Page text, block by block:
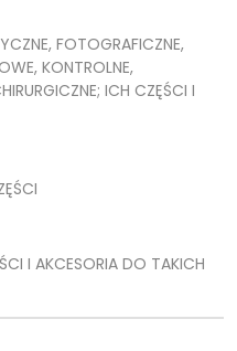
FOTOGRAFICZNE,
KONTROLNE,
ICH CZĘŚCI I
I AKCESORIA DO TAKICH